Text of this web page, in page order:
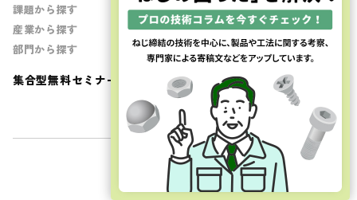
課題から探す
産業から探す
部門から探す
集合型無料セミナー
お問い合わせ
技術診断の依頼
製品へのお問合せ
採用情報